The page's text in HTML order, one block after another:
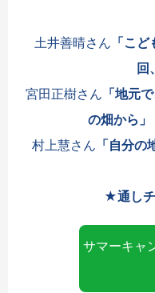
土井善晴さん 「こ
回
宮田正樹さん 「地元
の畑から」
村上慧さん 「自分の
★通しチ
サマーキャ